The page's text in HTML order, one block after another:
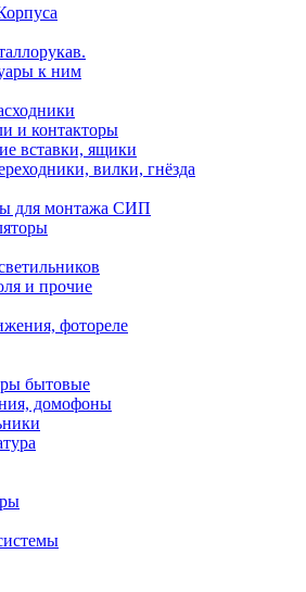
к ним
и контакторы
вставки, ящики
вилки, гнёзда
для монтажа СИП
и прочие
фотореле
бытовые
домофоны